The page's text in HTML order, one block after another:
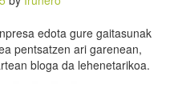
edota gure gaitasunak
pentsatzen ari garenean,
bloga da lehenetarikoa.